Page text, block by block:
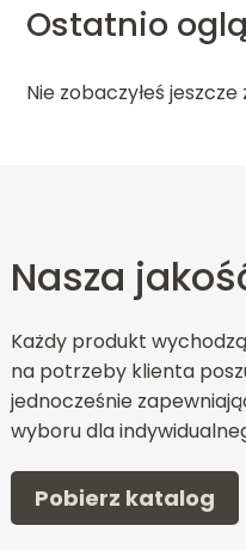
Ostatnio
Nie zobaczyłeś
Nasza
Każdy produkt
na potrzeby klienta
jednocześnie
wyboru dla
Pobierz katalog